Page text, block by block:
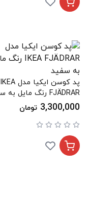
پد کوسن ایکیا مدل IKEA
FJÄDRAR رنگ مایل به سفید
3,300,000 تومان